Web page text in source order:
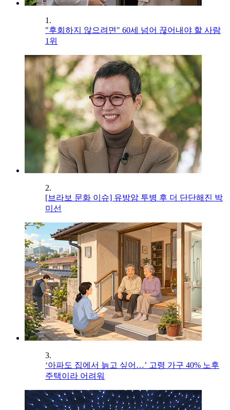
1.
"후회하지 않으려면" 60세 넘어 끊어내야 할 사람
1위
2.
[브라보 문화 이슈] 유방암 투병 후 더 단단해진 박
미선
3.
‘아파도 집에서 늙고 싶어…’ 고령 가구 40% 노후
주택이라 어려워